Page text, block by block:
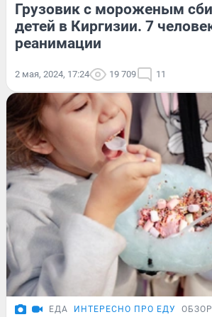
Грузовик с мороженым
детей в Киргизии. 7
реанимации
2 мая, 2024, 17:24 19 709 11
ЕДА ИНТЕРЕСНО ПРО ЕДУ ОБЗОР